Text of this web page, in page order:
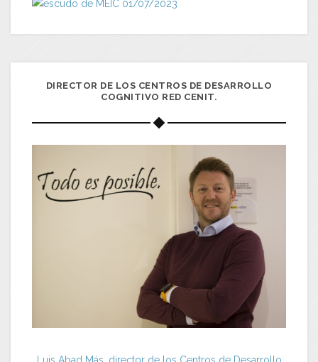
DIRECTOR DE LOS CENTROS DE DESARROLLO
COGNITIVO RED CENIT.
Luis Abad Más, director de los Centros de Desarrollo